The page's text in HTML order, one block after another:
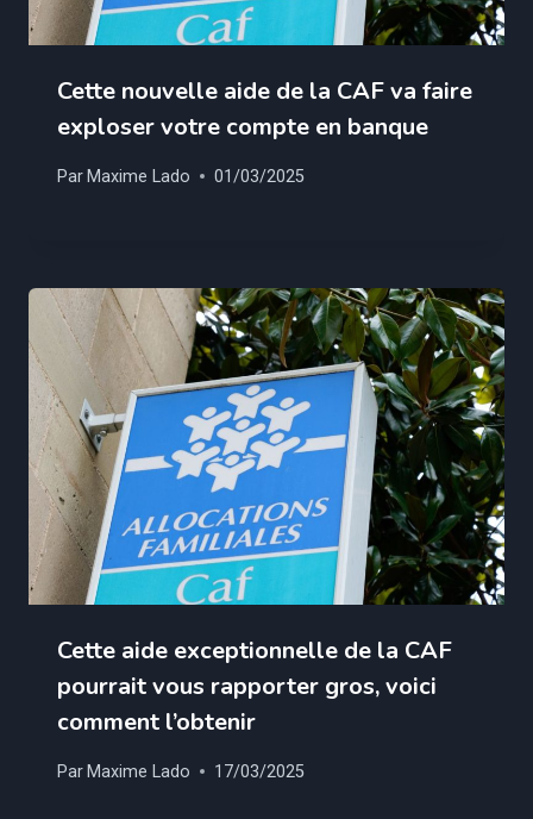
Cette nouvelle aide de la CAF va faire
exploser votre compte en banque
Par Maxime Lado 01/03/2025
Cette aide exceptionnelle de la CAF
pourrait vous rapporter gros, voici
comment l’obtenir
Par Maxime Lado 17/03/2025